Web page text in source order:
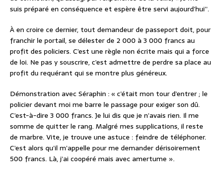
suis préparé en conséquence et espère être servi aujourd’hui’’.
À en croire ce dernier, tout demandeur de passeport doit, pour
franchir le portail, se délester de 2 000 à 3 000 francs au
profit des policiers. C’est une règle non écrite mais qui a force
de loi. Ne pas y souscrire, c’est admettre de perdre sa place au
profit du requérant qui se montre plus généreux.
Démonstration avec Séraphin : « c’était mon tour d’entrer ; le
policier devant moi me barre le passage pour exiger son dû.
C’est-à-dire 3 000 francs. Je lui dis que je n’avais rien. Il me
somme de quitter le rang. Malgré mes supplications, il reste
de marbre. Vite, je trouve une astuce : feindre de téléphoner.
C’est alors qu’il m’appelle pour me demander dérisoirement
500 francs. Là, j’ai coopéré mais avec amertume ».